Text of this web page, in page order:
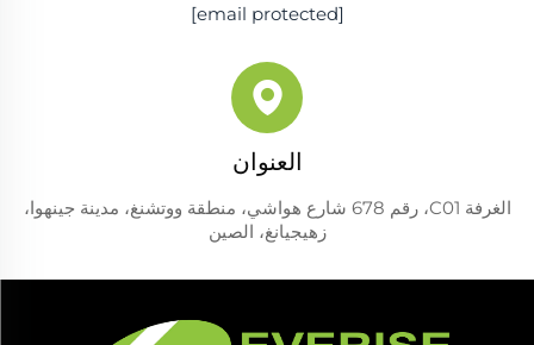
[email protected]
العنوان
الغرفة C01، رقم 678 شارع هواشي، منطقة ووتشنغ، مدينة جينهوا،
زهيجيانغ، الصين